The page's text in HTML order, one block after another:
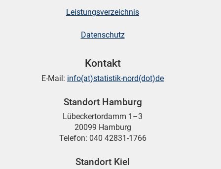
Leistungsverzeichnis
Datenschutz
Kontakt
E-Mail: info(at)statistik-nord(dot)de
Standort Hamburg
Lübeckertordamm 1–3
20099 Hamburg
Telefon: 040 42831-1766
Standort Kiel